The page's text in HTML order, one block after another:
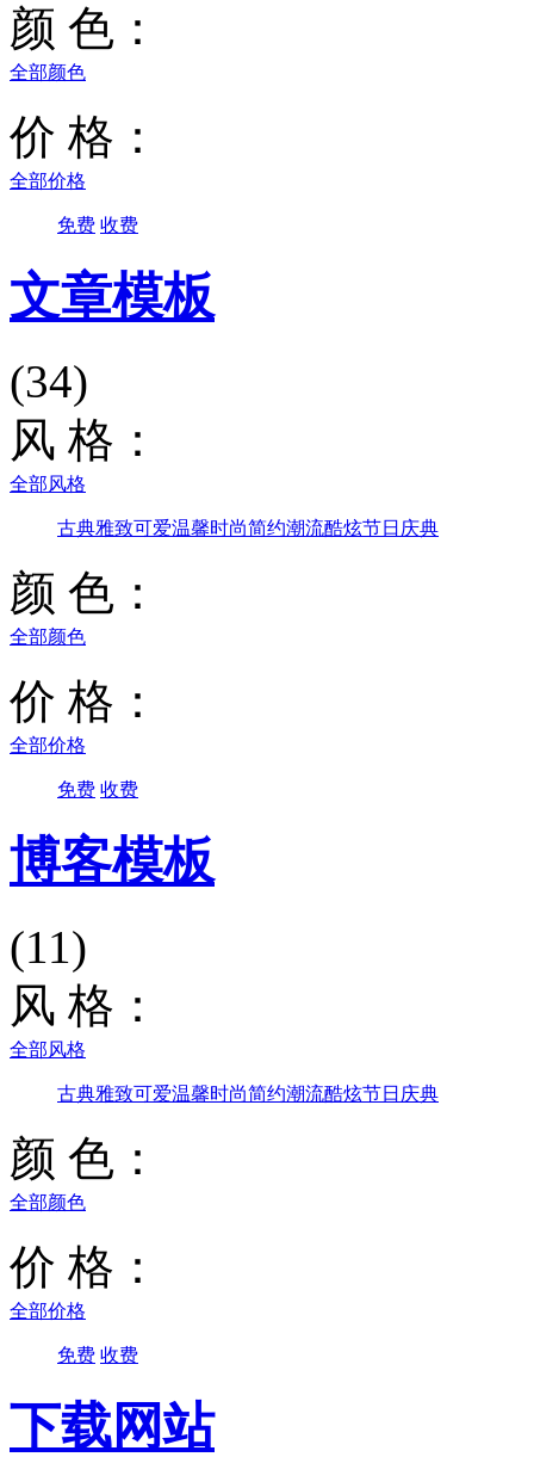
颜 色：
全部颜色
价 格：
全部价格
免费 收费
文章模板
(34)
风 格：
全部风格
古典雅致可爱温馨时尚简约潮流酷炫节日庆典
颜 色：
全部颜色
价 格：
全部价格
免费 收费
博客模板
(11)
风 格：
全部风格
古典雅致可爱温馨时尚简约潮流酷炫节日庆典
颜 色：
全部颜色
价 格：
全部价格
免费 收费
下载网站